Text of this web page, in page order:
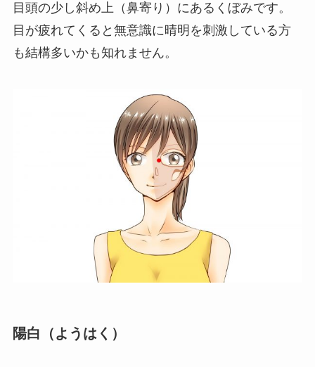
目頭の少し斜め上（鼻寄り）にあるくぼみです。
目が疲れてくると無意識に晴明を刺激している方
も結構多いかも知れません。
陽白（ようはく）